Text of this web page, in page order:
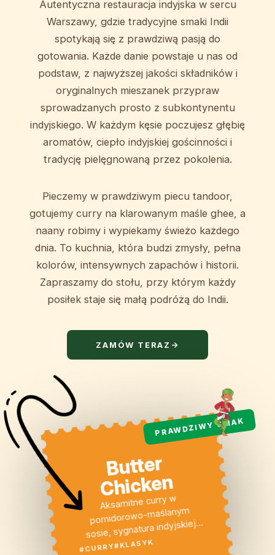
Autentyczna restauracja indyjska w sercu
Warszawy, gdzie tradycyjne smaki Indii
spotykają się z prawdziwą pasją do
gotowania. Każde danie powstaje u nas od
podstaw, z najwyższej jakości składników i
oryginalnych mieszanek przypraw
sprowadzanych prosto z subkontynentu
indyjskiego. W każdym kęsie poczujesz głębię
aromatów, ciepło indyjskiej gościnności i
tradycję pielęgnowaną przez pokolenia.
Pieczemy w prawdziwym piecu tandoor,
gotujemy curry na klarowanym maśle ghee, a
naany robimy i wypiekamy świeżo każdego
dnia. To kuchnia, która budzi zmysły, pełna
kolorów, intensywnych zapachów i historii.
Zapraszamy do stołu, przy którym każdy
posiłek staje się małą podróżą do Indii.
ZAMÓW TERAZ →
Butter
Chicken
Aksamitne curry w
pomidorowo-maślanym
sosie, sygnatura indyjskiej
kuchni.
#CURRY#KLASYK
PRAWDZIWY SMAK